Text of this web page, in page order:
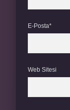
E-Posta*
Web Sitesi